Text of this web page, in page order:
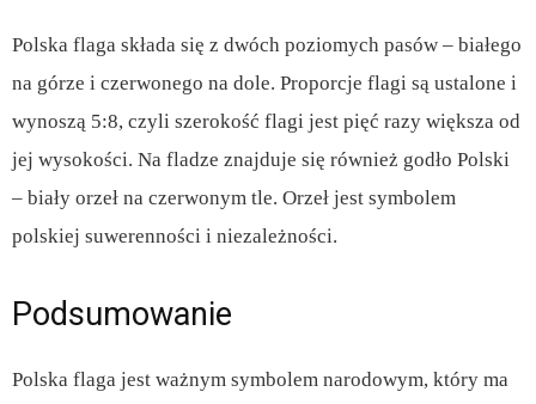
Polska flaga składa się z dwóch poziomych pasów – białego
na górze i czerwonego na dole. Proporcje flagi są ustalone i
wynoszą 5:8, czyli szerokość flagi jest pięć razy większa od
jej wysokości. Na fladze znajduje się również godło Polski
– biały orzeł na czerwonym tle. Orzeł jest symbolem
polskiej suwerenności i niezależności.
Podsumowanie
Polska flaga jest ważnym symbolem narodowym, który ma